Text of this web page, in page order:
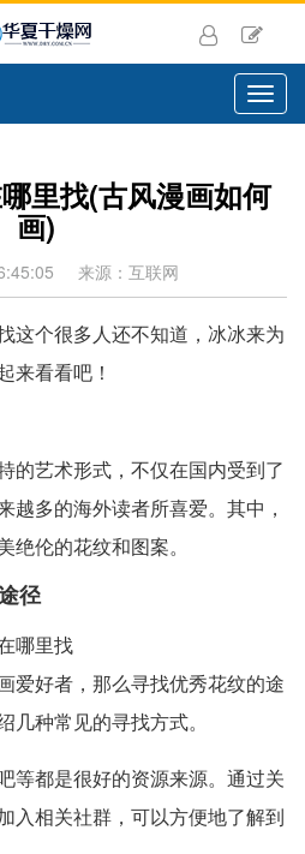
切
换
里找(古风漫画如何
画)
来源：互联网
这个很多人还不知道，冰冰来为
来看看吧！
的艺术形式，不仅在国内受到了
越多的海外读者所喜爱。其中，
绝伦的花纹和图案。
径
爱好者，那么寻找优秀花纹的途
几种常见的寻找方式。
等都是很好的资源来源。通过关
入相关社群，可以方便地了解到